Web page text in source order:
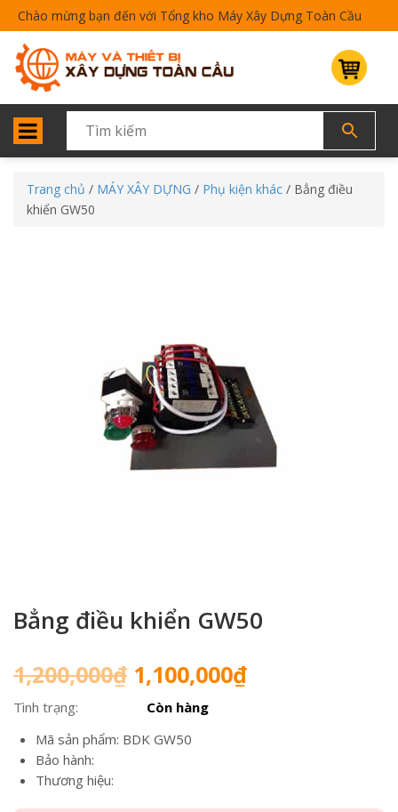
Chào mừng bạn đến với Tổng kho Máy Xây Dựng Toàn Cầu
Trang chủ / MÁY XÂY DỰNG / Phụ kiện khác / Bẳng điều
khiển GW50
Bẳng điều khiển GW50
1,200,000₫ Giá
gốc
là:
1,200,000₫.
1,100,000₫Giá
Tình trạng:
Còn hàng
Mã sản phẩm: BDK GW50
Bảo hành:
Thương hiệu: